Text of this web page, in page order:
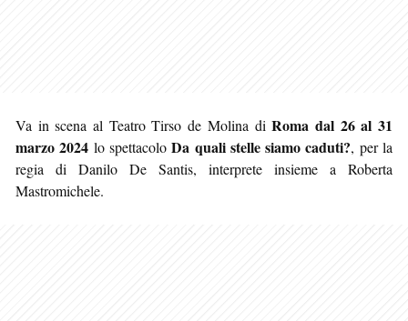
Va in scena al Teatro Tirso de Molina diRoma dal 26 al 31
marzo 2024 lo spettacoloDa quali stelle siamo caduti?, per la
regia di Danilo De Santis, interprete insieme a Roberta
Mastromichele.